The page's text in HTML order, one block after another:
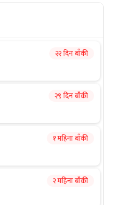
२२ दिन बाँकी
२९ दिन बाँकी
१ महिना बाँकी
२ महिना बाँकी